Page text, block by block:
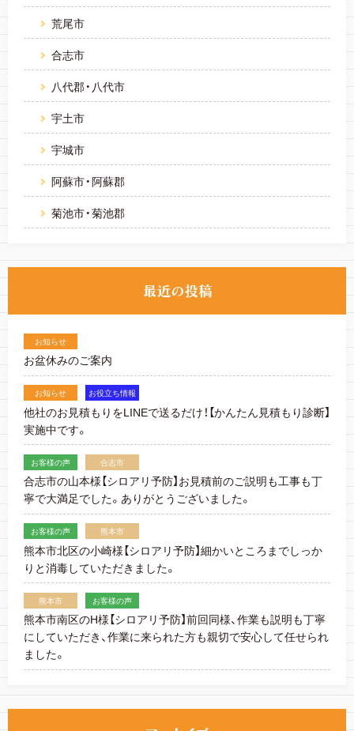
荒尾市
合志市
八代郡・八代市
宇土市
宇城市
阿蘇市・阿蘇郡
菊池市・菊池郡
お知らせ
お盆休みのご案内
お知らせ お役立ち情報
他社のお見積もりをLINEで送るだけ！【かんたん見積もり診断】
実施中です。
お客様の声 合志市
合志市の山本様【シロアリ予防】お見積前のご説明も工事も丁
寧で大満足でした。ありがとうございました。
お客様の声 熊本市
熊本市北区の小崎様【シロアリ予防】細かいところまでしっか
りと消毒していただきました。
熊本市 お客様の声
熊本市南区のH様【シロアリ予防】前回同様、作業も説明も丁寧
にしていただき、作業に来られた方も親切で安心して任せられ
ました。